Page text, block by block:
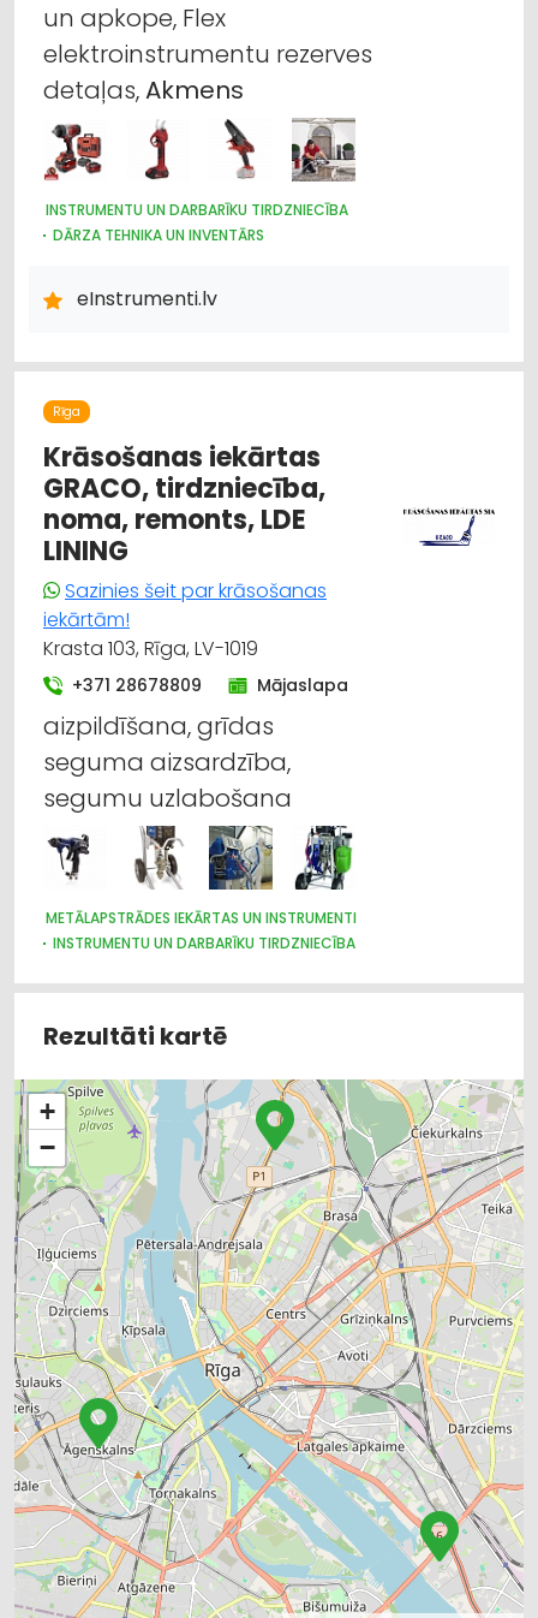
un apkope, Flex
elektroinstrumentu rezerves
detaļas,Akmens
INSTRUMENTU UN DARBARĪKU TIRDZNIECĪBA
DĀRZA TEHNIKA UN INVENTĀRS
eInstrumenti.lv
Rīga
Krāsošanas iekārtas
GRACO, tirdzniecība,
noma, remonts, LDE
LINING
Sazinies šeit par krāsošanas
iekārtām!
Krasta 103, Rīga, LV-1019
+371 28678809 Mājaslapa
aizpildīšana, grīdas
seguma aizsardzība,
segumu uzlabošana
METĀLAPSTRĀDES IEKĀRTAS UN INSTRUMENTI
INSTRUMENTU UN DARBARĪKU TIRDZNIECĪBA
KUĢU BŪVE UN REMONTS
KOKAPSTRĀDE
TELPĀM
MĒBEĻU RAŽOŠANA, MĒBEĻU SAGATAVES
METĀLA VIRSMU APSTRĀDE
METĀLAPSTRĀDE
APDARES MATERIĀLI: TIRDZNIECĪBA
APDARES MATERIĀLI: VAIRUMTIRDZNIECĪBA
APDARES MATERIĀLI: GRĪDAS SEGUMI
JUMTU SEGUMI
CELTNIECĪBAS UN REMONTA DARBI
AUTOSERVISU APRĪKOJUMS
AUTO REMONTS, APKOPE
AUTO ĶĪMIJA, AUTO KRĀSAS
RŪPNIECISKĀS IEKĀRTAS, AUTOMATIZĀCIJA
Rezultāti kartē
+
−